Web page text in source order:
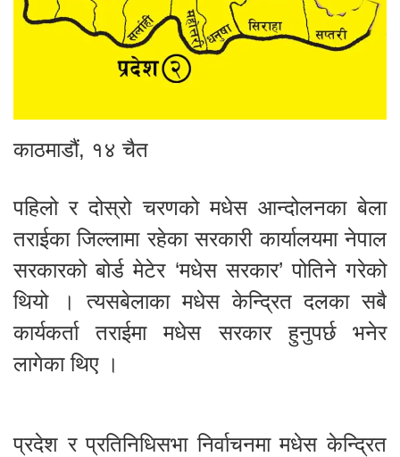
काठमाडौं, १४ चैत
पहिलो र दोस्रो चरणको मधेस आन्दोलनका बेला
तराईका जिल्लामा रहेका सरकारी कार्यालयमा नेपाल
सरकारको बोर्ड मेटेर ‘मधेस सरकार’ पोतिने गरेको
थियो । त्यसबेलाका मधेस केन्द्रित दलका सबै
कार्यकर्ता तराईमा मधेस सरकार हुनुपर्छ भनेर
लागेका थिए ।
प्रदेश र प्रतिनिधिसभा निर्वाचनमा मधेस केन्द्रित